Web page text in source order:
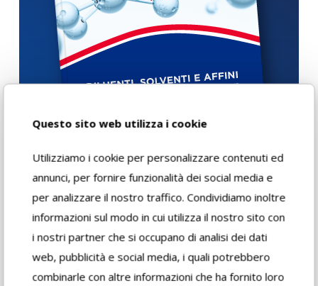
Questo sito web utilizza i cookie
Utilizziamo i cookie per personalizzare contenuti ed
annunci, per fornire funzionalità dei social media e
per analizzare il nostro traffico. Condividiamo inoltre
informazioni sul modo in cui utilizza il nostro sito con
i nostri partner che si occupano di analisi dei dati
web, pubblicità e social media, i quali potrebbero
combinarle con altre informazioni che ha fornito loro
Download
Scheda di